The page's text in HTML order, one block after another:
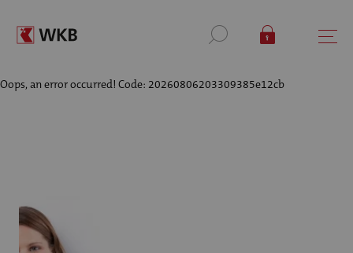
Oops, an error occurred! Code: 20260806203309385e12cb